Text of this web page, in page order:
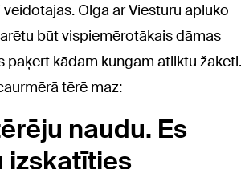
Olga ar Viesturu aplūko
būt vispiemērotākais dāmas
paķert kādam kungam atliktu žaketi.
tērē maz:
naudu. Es
izskatīties